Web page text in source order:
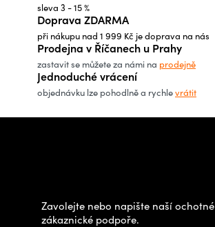
í
p
r
v
k
y
s
sleva 3 - 15 %
Doprava ZDARMA
při nákupu nad 1 999 Kč je doprava na nás
Prodejna v Říčanech u Prahy
zastavit se můžete za námi na prodejně
Jednoduché vrácení
objednávku lze pohodlně a rychlevrátit
Z
Zavolejte nebo napište naší ochotné
zákaznické podpoře.